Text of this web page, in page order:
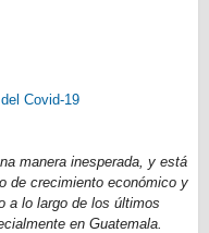
Covid-19
manera inesperada, y está
de crecimiento económico y
a lo largo de los últimos
en Guatemala.